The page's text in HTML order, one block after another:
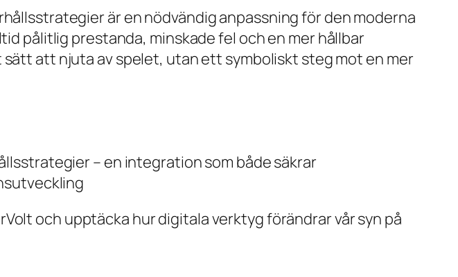
är en nödvändig anpassning för den moderna
pålitlig prestanda, minskade fel och en mer hållbar
att njuta av spelet, utan ett symboliskt steg mot en mer
– en integration som både säkrar
och upptäcka hur digitala verktyg förändrar vår syn på